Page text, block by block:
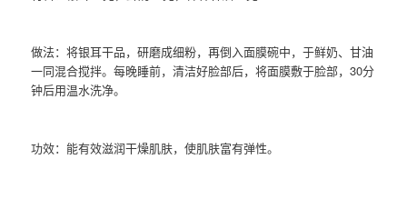
做法：将银耳干品，研磨成细粉，再倒入面膜碗中，于鲜奶、甘油
一同混合搅拌。每晚睡前，清洁好脸部后，将面膜敷于脸部，30分
钟后用温水洗净。
功效：能有效滋润干燥肌肤，使肌肤富有弹性。